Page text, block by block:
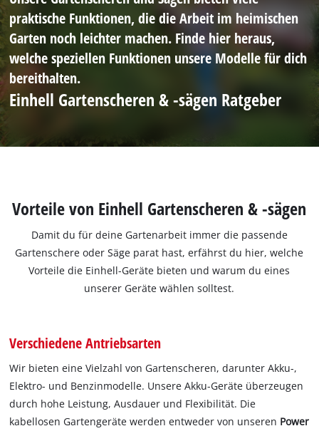
praktische Funktionen, die die Arbeit im heimischen
Garten noch leichter machen. Finde hier heraus,
welche speziellen Funktionen unsere Modelle für dich
bereithalten.
Einhell Gartenscheren & -sägen Ratgeber
Vorteile von Einhell Gartenscheren & -sägen
Damit du für deine Gartenarbeit immer die passende
Gartenschere oder Säge parat hast, erfährst du hier, welche
Vorteile die Einhell-Geräte bieten und warum du eines
unserer Geräte wählen solltest.
Verschiedene Antriebsarten
Wir bieten eine Vielzahl von Gartenscheren, darunter Akku-,
Elektro- und Benzinmodelle. Unsere Akku-Geräte überzeugen
durch hohe Leistung, Ausdauer und Flexibilität. Die
kabellosen Gartengeräte werden entweder von unseren Power